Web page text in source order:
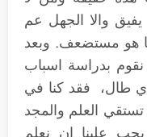
والا الجهل عم
هو مستضعف. وبعد
بدراسة اسباب
طال، فقد كنا في
العلم والمجد
علينا ان نعلم